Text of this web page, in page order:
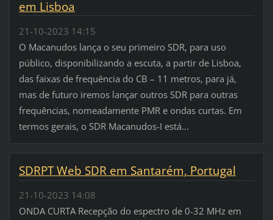
em Lisboa
21-10-2023 14:15
O Macanudos lança o seu primeiro SDR, para uso
público, disponibilizando a escuta, a partir de Lisboa,
das faixas de frequência do CB – 11 metros, para já,
mas de futuro iremos lançar outros SDR para outras
frequências, nomeadamente PMR e ondas curtas. Em
termos gerais, o SDR Macanudos-I está...
SDRPT Web SDR em Santarém, Portugal
21-10-2023 14:08
ONDA CURTA Recepção do espectro de 0-32 MHz em